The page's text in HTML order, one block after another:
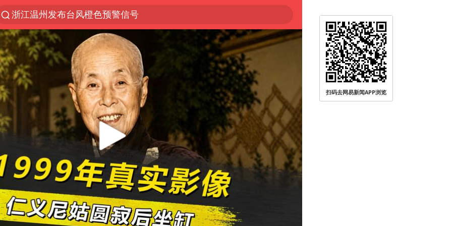
浙江温州发布台风橙色预警信号
解锁各地夏日限定体验
男童模仿奥特曼从高处跳下致骨折
富婆带资进组给自己硬加60多场吻戏
金饰克价一夜涨回1300元
峰哥实名举报汪海林偷税漏税
名创优品一次性内裤 颜面尽失
白海豚将正面袭击贯穿浙江
视频丨中国东方电气集团原党组副书记、董事宋致远被查
梁家辉：到内地拍戏不是北上是回归
牛津大学一纸声明甩不了锅
扫码去网易新闻APP浏览